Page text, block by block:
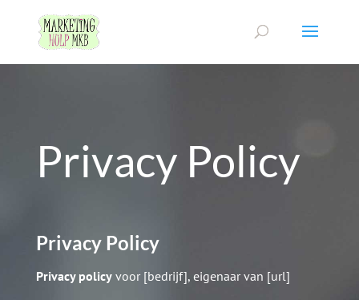
Privacy Policy
Privacy Policy
Privacy policyvoor [bedrijf], eigenaar van [url]